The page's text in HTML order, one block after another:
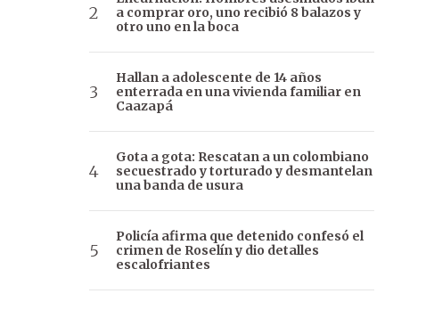
a comprar oro, uno recibió 8 balazos y
otro uno en la boca
Hallan a adolescente de 14 años
enterrada en una vivienda familiar en
Caazapá
Gota a gota: Rescatan a un colombiano
secuestrado y torturado y desmantelan
una banda de usura
Policía afirma que detenido confesó el
crimen de Roselín y dio detalles
escalofriantes